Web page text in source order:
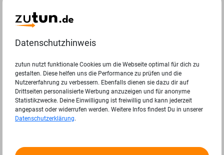
Jobangebote
Deine Suchanfrage in Leonding ergab leider keine
Ergebnisse.
Datenschutzhinweis
zutun nutzt funktionale Cookies um die Webseite optimal für dich zu
gestalten. Diese helfen uns die Performance zu prüfen und die
Nutzererfahrung zu verbessern. Ebenfalls dienen sie dazu dir auf
Drittseiten personalisierte Werbung anzuzeigen und für anonyme
Statistikzwecke. Deine Einwilligung ist freiwillig und kann jederzeit
angepasst oder widerrufen werden. Weitere Infos findest Du in unserer
Datenschutzerklärung.